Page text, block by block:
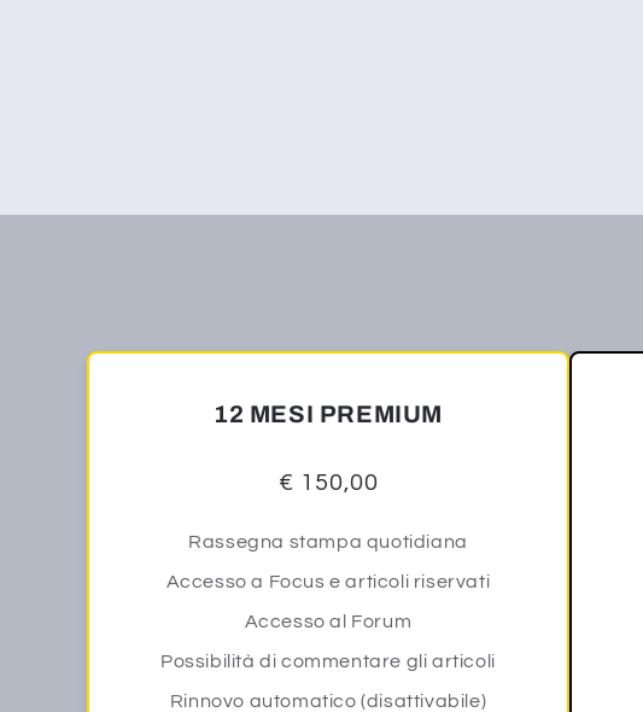
12 MESI PREMIUM
€ 150,00
Rassegna stampa quotidiana
Accesso a Focus e articoli riservati
Accesso al Forum
Possibilità di commentare gli articoli
Rinnovo automatico (disattivabile)